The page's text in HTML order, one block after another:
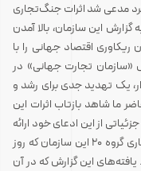
کشورهای گروه‌ ۲۰ منتشر کرد مدعی شد اثرات جنگ‌تجاری
این سازمان، بالا آمدن
ریکاوری اقتصاد جهانی را با
«سازمان تجارت جهانی‌» در
یک تهدید جدی برای رشد و
ما شاهد بازتاب اثرات این
از این ادعای خود ارائه
نکرد اما نوزدهمین گزارش دیده‌بانی اقدامات تجاری گروه ۲۰ این سازمان که روز
این گزارش که در آن